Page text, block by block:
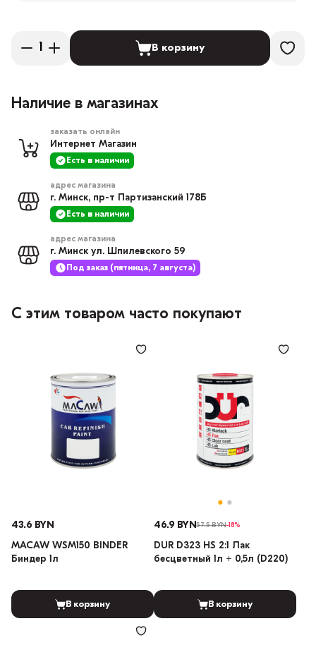
В корзину
Наличие в магазинах
заказать онлайн
Интернет Магазин
Есть в наличии
адрес магазина
г. Минск, пр-т Партизанский 178Б
Есть в наличии
адрес магазина
г. Минск ул. Шпилевского 59
Под заказ (пятница, 7 августа)
С этим товаром часто покупают
43.6 BYN
MACAW WSM150 BINDER
Биндер 1л
В корзину
46.9 BYN57.5 BYN-18%
DUR D323 HS 2:1 Лак
бесцветный 1л + 0,5л (D220)
В корзину